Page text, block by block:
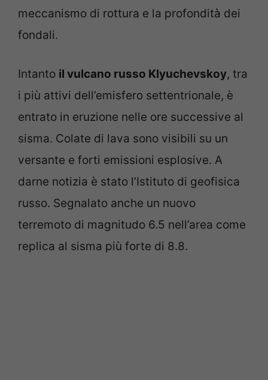
meccanismo di rottura e la profondità dei
fondali.
Intanto il vulcano russo Klyuchevskoy, tra
i più attivi dell’emisfero settentrionale, è
entrato in eruzione nelle ore successive al
sisma. Colate di lava sono visibili su un
versante e forti emissioni esplosive. A
darne notizia è stato l’Istituto di geofisica
russo. Segnalato anche un nuovo
terremoto di magnitudo 6.5 nell’area come
replica al sisma più forte di 8.8.